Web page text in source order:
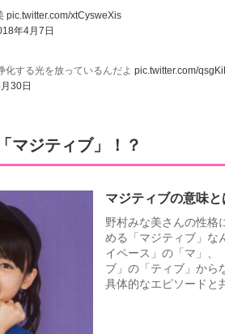
pic.twitter.com/xtCysweXis
年4月7日
する光を放っているんだよ pic.twitter.com/
30日
マジティブ」！？
マジティブの意味と
野村みな美さんの性格
める「マジティブ」な
イペース」の「マ」、
ブ」の「ティブ」から
具体的なエピソードと